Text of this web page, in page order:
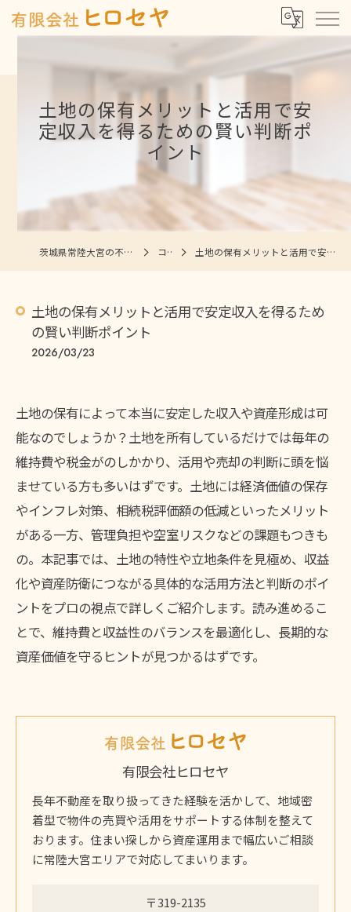
土地の保有メリットと活用で安
定収入を得るための賢い判断ポ
イント
茨城県常陸大宮の不動産なら有限会社ヒロセヤ コラム 土地の保有メリットと活用で安定収入を得るための賢い判断ポイント
土地の保有メリットと活用で安定収入を得るため
の賢い判断ポイント
2026/03/23
土地の保有によって本当に安定した収入や資産形成は可
能なのでしょうか？土地を所有しているだけでは毎年の
維持費や税金がのしかかり、活用や売却の判断に頭を悩
ませている方も多いはずです。土地には経済価値の保存
やインフレ対策、相続税評価額の低減といったメリット
がある一方、管理負担や空室リスクなどの課題もつきも
の。本記事では、土地の特性や立地条件を見極め、収益
化や資産防衛につながる具体的な活用方法と判断のポイ
ントをプロの視点で詳しくご紹介します。読み進めるこ
とで、維持費と収益性のバランスを最適化し、長期的な
資産価値を守るヒントが見つかるはずです。
有限会社ヒロセヤ
長年不動産を取り扱ってきた経験を活かして、地域密
着型で物件の売買や活用をサポートする体制を整えて
おります。住まい探しから資産運用まで幅広いご相談
に常陸大宮エリアで対応してまいります。
〒319-2135